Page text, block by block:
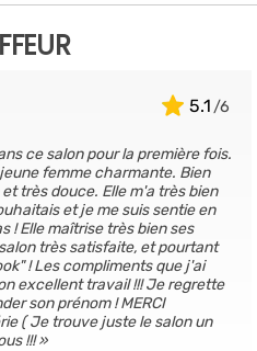
5.1
ce salon pour la première fois.
femme charmante. Bien
très douce. Elle m'a très bien
et je me suis sentie en
! Elle maîtrise très bien ses
très satisfaite, et pourtant
! Les compliments que j'ai
excellent travail !!! Je regrette
son prénom ! MERCI
( Je trouve juste le salon un
!!!